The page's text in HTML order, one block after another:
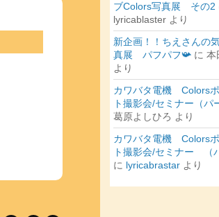
ブColors写真展 その2
lyricablasterより
新企画！！ちえさんの
真展 パフパフ📯に 本
より
カワバタ電機 Colors
ト撮影会/セミナー（パ
葛原よしひろ より
カワバタ電機 Colors
ト撮影会/セミナー （
に lyricabrastarより